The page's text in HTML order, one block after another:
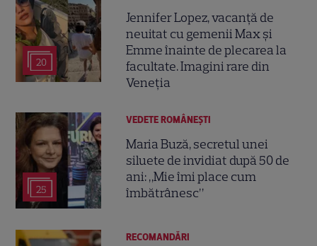
20
Jennifer Lopez, vacanță de
neuitat cu gemenii Max și
Emme înainte de plecarea la
facultate. Imagini rare din
Veneția
25
VEDETE ROMÂNEŞTI
Maria Buză, secretul unei
siluete de invidiat după 50 de
ani: „Mie îmi place cum
îmbătrânesc”
RECOMANDĂRI